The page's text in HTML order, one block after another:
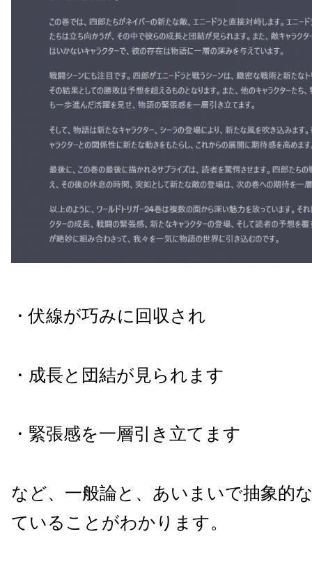
・伏線が巧みに回収され
・成長と団結が見られます
・緊張感を一層引き立てます
など、一般論と、あいまいで抽象的
ていることがわかります。